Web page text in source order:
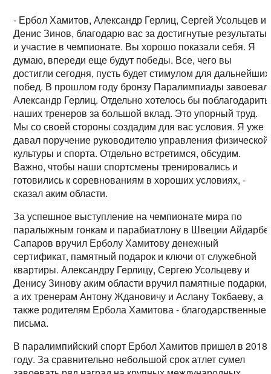
- Ербол Хамитов, Александр Герлиц, Сергей Усольцев и
Денис Зинов, благодарю вас за достигнутые результаты
и участие в чемпионате. Вы хорошо показали себя. Я
думаю, впереди еще будут победы. Все, чего вы
достигли сегодня, пусть будет стимулом для дальнейших
побед. В прошлом году бронзу Паралимпиады завоевал
Александр Герлиц. Отдельно хотелось бы поблагодарить
наших тренеров за большой вклад. Это упорный труд.
Мы со своей стороны создадим для вас условия. Я уже
давал поручение руководителю управления физической
культуры и спорта. Отдельно встретимся, обсудим.
Важно, чтобы наши спортсмены тренировались и
готовились к соревнованиям в хороших условиях, -
сказал аким области.
За успешное выступление на чемпионате мира по
паралыжным гонкам и парабиатлону в Швеции
Сапаров вручил Ерболу Хамитову денежный
сертификат, памятный подарок и ключи от служебной
квартиры. Александру Герлицу, Сергею Усольцеву и
Денису Зинову аким области вручил памятные подарки,
а их тренерам Антону Ждановичу и Аслану Токбаеву, а
также родителям Ербола Хамитова - благодарственные
письма.
В паралимпийский спорт Ербол Хамитов пришел в 2018
году. За сравнительно небольшой срок атлет сумел